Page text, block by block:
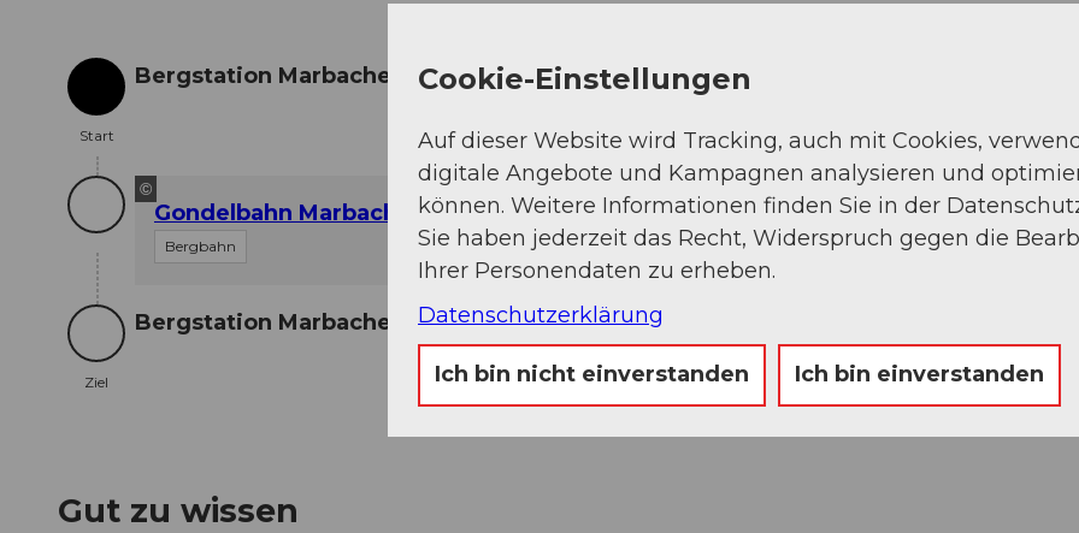
Start
Start
Bergstation Marbachegg
©
Gondelbahn Marbachegg
Bergbahn
Ziel
Ziel
Bergstation Marbachegg
Gut zu wissen
Cookie-Einstellungen
Auf dieser Website wird Tracking, auch mit Cookies,
digitale Angebote und Kampagnen analysieren und
können. Weitere Informationen finden Sie in der
Sie haben jederzeit das Recht, Widerspruch gegen die
Ihrer Personendaten zu erheben.
Datenschutzerklärung
Ich bin nicht einverstanden Ich bin einverstanden